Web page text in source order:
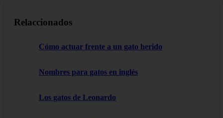
Relaccionados
Cómo actuar frente a un gato herido
Nombres para gatos en inglés
Los gatos de Leonardo